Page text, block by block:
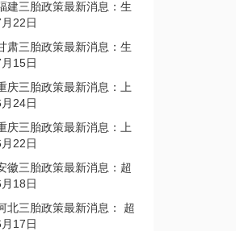
建三胎政策最新消息：生
迎新标准
22日
肃三胎政策最新消息：生
受带薪福利
15日
庆三胎政策最新消息：上
生证指南
24日
庆三胎政策最新消息：上
生证指南
22日
徽三胎政策最新消息：超
标准更新
18日
北三胎政策最新消息： 超
缴纳社会抚养费
17日